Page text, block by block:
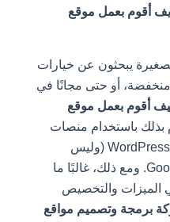
أقوم بعمل موقع
يبحثون عن خيارات
أو حتى مجانًا في
بعمل موقع
باستخدام منصات
توفر خططًا مجانية، مثل WordPress.com (وليس
WordPress.org) أو Google Sites. ومع ذلك، غالبًا ما
والتخصيص
وتصميم مواقع